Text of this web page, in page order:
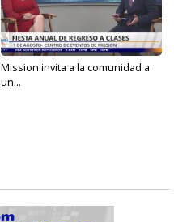
Mission invita a la comunidad a
un...